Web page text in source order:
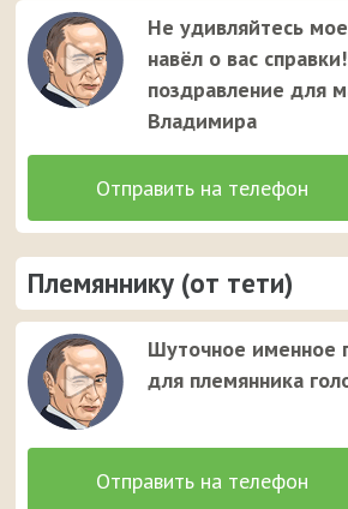
Не удивляйтесь
навёл о вас
поздравление для
Владимира
Племяннику (от тети)
Шуточное именное
для племянника